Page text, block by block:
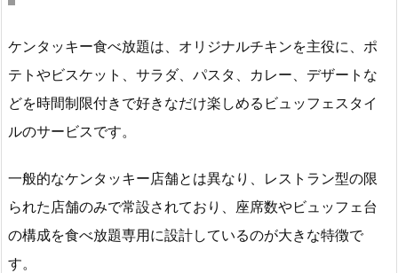
ケンタッキー食べ放題は、オリジナルチキンを主役に、ポ
テトやビスケット、サラダ、パスタ、カレー、デザートな
どを時間制限付きで好きなだけ楽しめるビュッフェスタイ
ルのサービスです。
一般的なケンタッキー店舗とは異なり、レストラン型の限
られた店舗のみで常設されており、座席数やビュッフェ台
の構成を食べ放題専用に設計しているのが大きな特徴で
す。